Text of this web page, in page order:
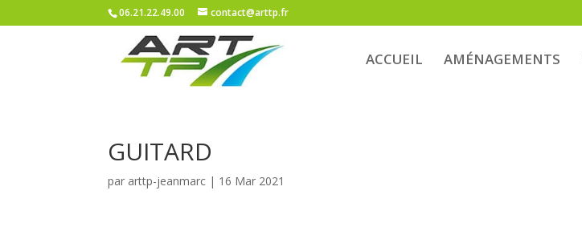
06.21.22.49.00 contact@arttp.fr
ACCUEIL AMÉNAGEMENTS
GUITARD
par arttp-jeanmarc | 16 Mar 2021